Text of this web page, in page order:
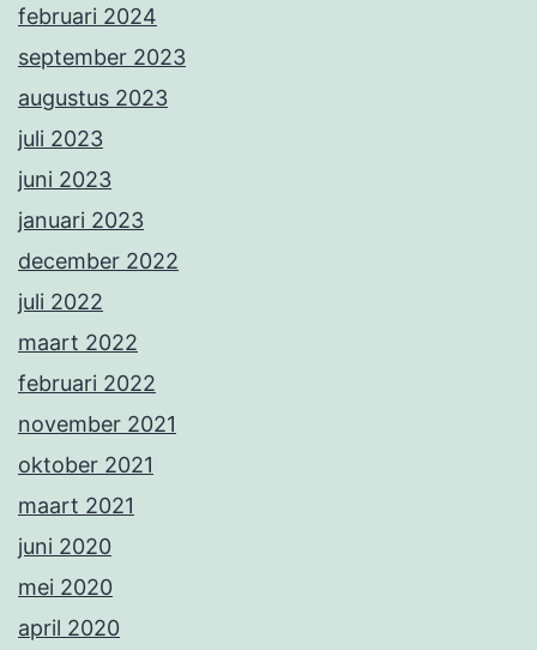
februari 2024
september 2023
augustus 2023
juli 2023
juni 2023
januari 2023
december 2022
juli 2022
maart 2022
februari 2022
november 2021
oktober 2021
maart 2021
juni 2020
mei 2020
april 2020